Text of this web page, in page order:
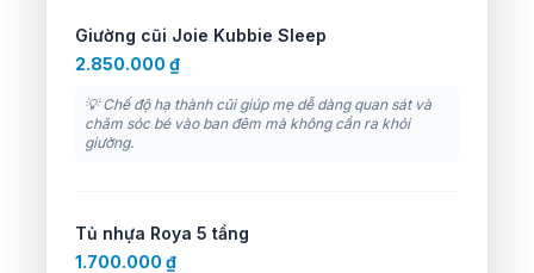
Giường cũi Joie Kubbie Sleep
2.850.000 ₫
💡 Chế độ hạ thành cũi giúp mẹ dễ dàng quan sát và
chăm sóc bé vào ban đêm mà không cần ra khỏi
giường.
Tủ nhựa Roya 5 tầng
1.700.000 ₫